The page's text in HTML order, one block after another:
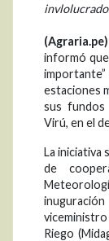
(Agraria.pe)
informó
importante”
estaciones
sus fundos
Virú, en el
La iniciativa
de
Riego